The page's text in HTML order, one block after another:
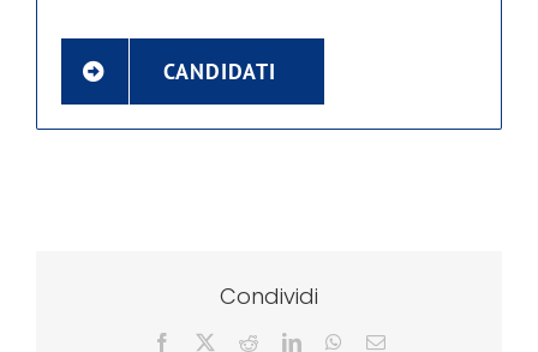
CANDIDATI
Condividi
Facebook RedditLinkedInWhatsApp
Email